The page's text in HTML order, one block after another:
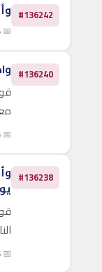
#136242
📅 03/08/2016
#136240
📅 03/08/2016
#136238
📅 03/08/2016